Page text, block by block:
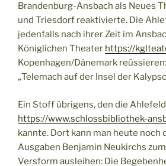
Brandenburg-Ansbach als Neues
und Triesdorf reaktivierte. Die
jedenfalls nach ihrer Zeit im
Königlichen Theater https://
Kopenhagen/Dänemark
„Telemach auf der Insel der
Ein Stoff übrigens, den die
https://www.schlossbibliothek-
kannte. Dort kann man heute noch
Ausgaben Benjamin Neukirchs
Versform ausleihen: Die